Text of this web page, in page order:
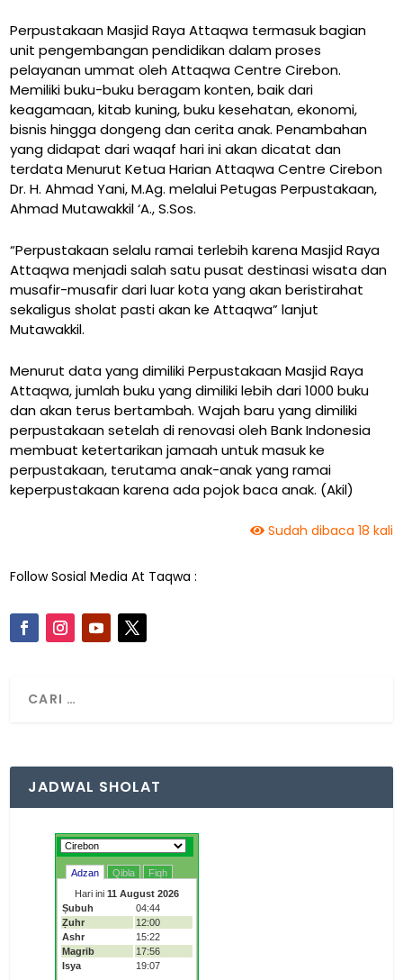
Perpustakaan Masjid Raya Attaqwa termasuk bagian
unit pengembangan pendidikan dalam proses
pelayanan ummat oleh Attaqwa Centre Cirebon.
Memiliki buku-buku beragam konten, baik dari
keagamaan, kitab kuning, buku kesehatan, ekonomi,
bisnis hingga dongeng dan cerita anak. Penambahan
yang didapat dari waqaf hari ini akan dicatat dan
terdata Menurut Ketua Harian Attaqwa Centre Cirebon
Dr. H. Ahmad Yani, M.Ag. melalui Petugas Perpustakaan,
Ahmad Mutawakkil ‘A., S.Sos.
“Perpustakaan selalu ramai terlebih karena Masjid Raya
Attaqwa menjadi salah satu pusat destinasi wisata dan
musafir-musafir dari luar kota yang akan beristirahat
sekaligus sholat pasti akan ke Attaqwa” lanjut
Mutawakkil.
Menurut data yang dimiliki Perpustakaan Masjid Raya
Attaqwa, jumlah buku yang dimiliki lebih dari 1000 buku
dan akan terus bertambah. Wajah baru yang dimiliki
perpustakaan setelah di renovasi oleh Bank Indonesia
membuat ketertarikan jamaah untuk masuk ke
perpustakaan, terutama anak-anak yang ramai
keperpustakaan karena ada pojok baca anak. (Akil)
Sudah dibaca 18 kali
Follow Sosial Media At Taqwa :
JADWAL SHOLAT